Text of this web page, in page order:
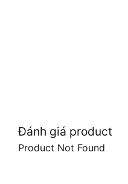
Đánh giá product
Product Not Found